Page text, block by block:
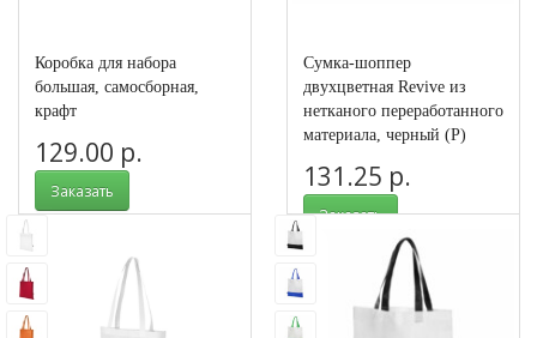
Коробка для набора
большая, самосборная,
крафт
129.00 р.
Заказать
Сумка-шоппер
двухцветная Revive из
нетканого переработанного
материала, черный (Р)
131.25 р.
Заказать